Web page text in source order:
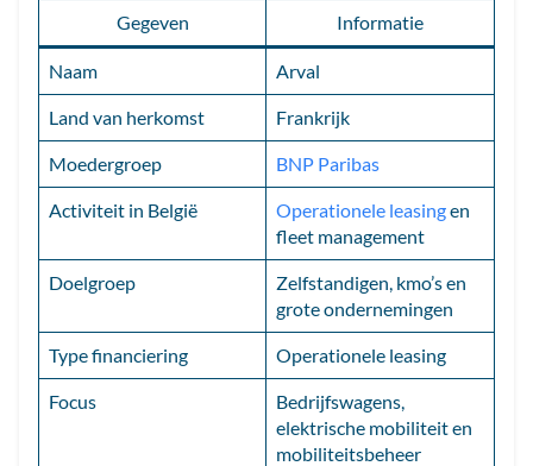
Gegeven Informatie
Naam Arval
Land van herkomst Frankrijk
Moedergroep BNP Paribas
Activiteit in België Operationele leasingen
fleet management
Doelgroep
Zelfstandigen, kmo’s en
grote ondernemingen
Type financiering Operationele leasing
Focus
Bedrijfswagens,
elektrische mobiliteit en
mobiliteitsbeheer